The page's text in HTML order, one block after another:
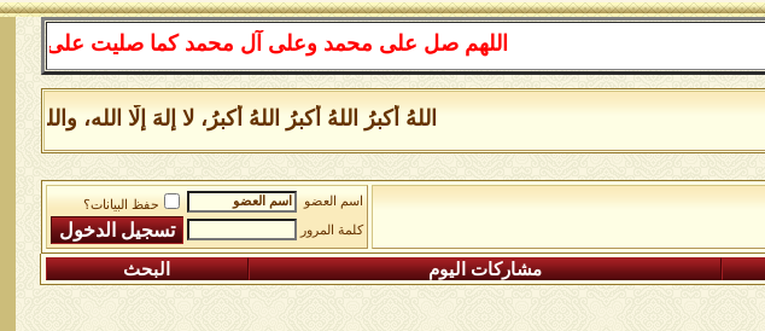
اللهم صل على محمد وعلى آل محمد كما صليت على إبراهيم
اللهُ أكبرُ اللهُ أكبرُ اللهُ أكبرُ، لا إلهَ إلَّا الله،
اسم العضو
حفظ البيانات؟
كلمة المرور
مشاركات اليوم البحث